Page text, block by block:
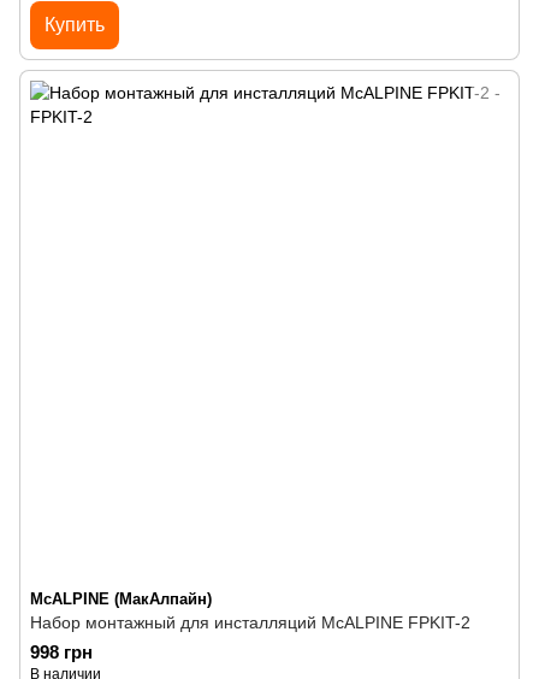
Купить
McALPINE (МакАлпайн)
Набор монтажный для инсталляций McALPINE FPKIT-2
998 грн
В наличии